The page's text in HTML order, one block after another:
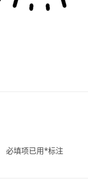
必填项已用*标注